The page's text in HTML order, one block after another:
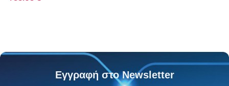
Εγγραφή στο Newsletter